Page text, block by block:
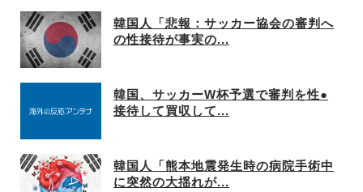
韓国人「悲報：サッカー協会の審判へ
の性接待が事実の...
韓国、サッカーW杯予選で審判を性●
接待して買収して...
韓国人「熊本地震発生時の病院手術中
に突然の大揺れが...